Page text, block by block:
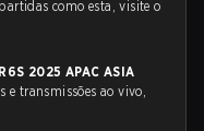
como esta, visite o
R6S 2025 APAC ASIA
e transmissões ao vivo,